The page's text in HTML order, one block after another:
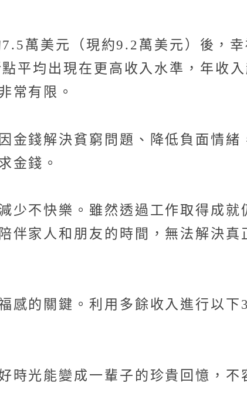
萬美元（現約9.2萬美元）後，
平均出現在更高收入水準，年收
常有限。
金錢解決貧窮問題、降低負面情緒
金錢。
少不快樂。雖然透過工作取得成就
伴家人和朋友的時間，無法解決真
感的關鍵。利用多餘收入進行以下
時光能變成一輩子的珍貴回憶，不